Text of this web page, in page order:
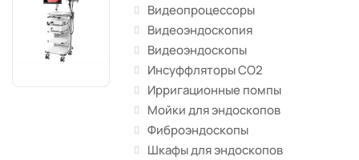
Видеопроцессоры
Видеоэндоскопия
Видеоэндоскопы
Инсуффляторы CO2
Ирригационные помпы
Мойки для эндоскопов
Фиброэндоскопы
Шкафы для эндоскопов